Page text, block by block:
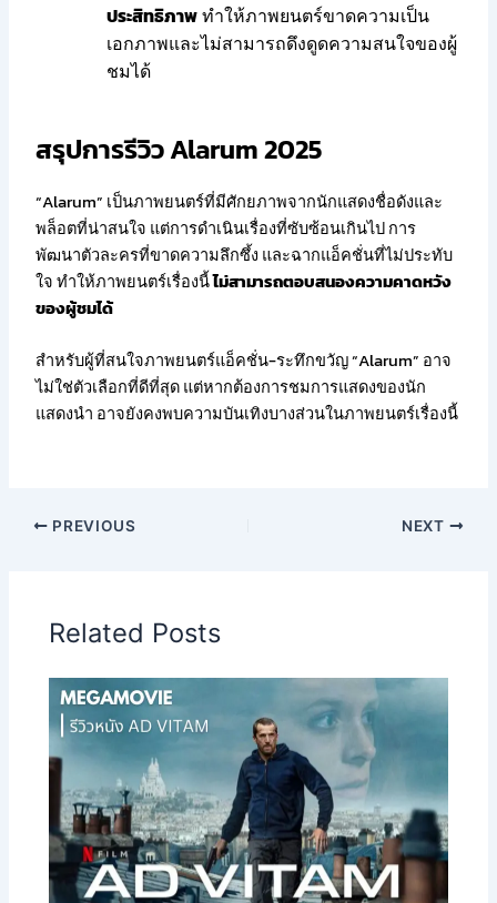
ประสิทธิภาพทำให้ภาพยนตร์ขาดความเป็น
เอกภาพและไม่สามารถดึงดูดความสนใจของผู้
ชมได้
สรุปการรีวิว Alarum 2025
“Alarum” เป็นภาพยนตร์ที่มีศักยภาพจากนักแสดงชื่อดังและ
พล็อตที่น่าสนใจ แต่การดำเนินเรื่องที่ซับซ้อนเกินไป การ
พัฒนาตัวละครที่ขาดความลึกซึ้ง และฉากแอ็คชั่นที่ไม่ประทับ
ใจ ทำให้ภาพยนตร์เรื่องนี้ไม่สามารถตอบสนองความคาดหวัง
ของผู้ชมได้
สำหรับผู้ที่สนใจภาพยนตร์แอ็คชั่น-ระทึกขวัญ “Alarum” อาจ
ไม่ใช่ตัวเลือกที่ดีที่สุด แต่หากต้องการชมการแสดงของนัก
แสดงนำ อาจยังคงพบความบันเทิงบางส่วนในภาพยนตร์เรื่องนี้
PREVIOUS NEXT
Related Posts